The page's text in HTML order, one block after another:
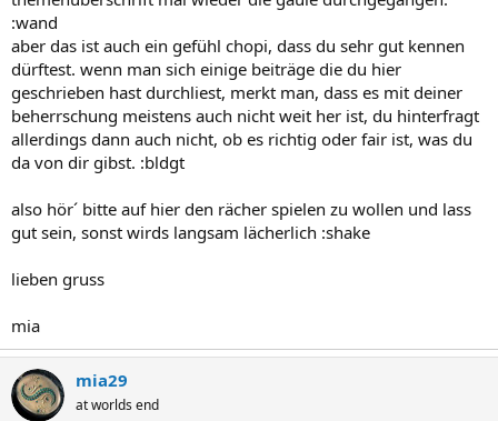
:wand
aber das ist auch ein gefühl chopi, dass du sehr gut kennen
dürftest. wenn man sich einige beiträge die du hier
geschrieben hast durchliest, merkt man, dass es mit deiner
beherrschung meistens auch nicht weit her ist, du hinterfragt
allerdings dann auch nicht, ob es richtig oder fair ist, was du
da von dir gibst. :bldgt
also hör´ bitte auf hier den rächer spielen zu wollen und lass
gut sein, sonst wirds langsam lächerlich :shake
lieben gruss
mia
mia29
at worlds end